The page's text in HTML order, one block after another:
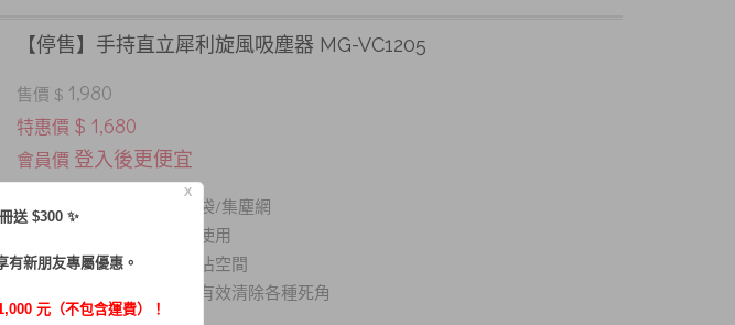
【停售】手持直立犀利旋風吸塵器 MG-VC1205
售價 $ 1,980
特惠價 $ 1,680
會員價 登入後更便宜
． 環保免耗材，免換集塵袋/集塵網
可適用於大空間如客廳使用
．流線設計，直立收納不佔空間
多種備件可任意搭配，有效清除各種死角
X
送 $300 ✨
有新朋友專屬優惠。
元（不包含運費）！